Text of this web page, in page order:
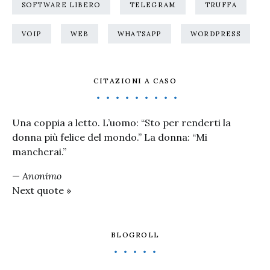
SOFTWARE LIBERO TELEGRAM TRUFFA
VOIP WEB WHATSAPP WORDPRESS
CITAZIONI A CASO
Una coppia a letto. L’uomo: “Sto per renderti la
donna più felice del mondo.” La donna: “Mi
mancherai.”
—Anonimo
Next quote »
BLOGROLL